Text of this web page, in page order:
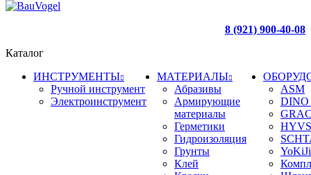
8 (921) 900-40-08
Каталог
ИНСТРУМЕНТЫ
Ручной инструмент
Электроинструмент
МАТЕРИАЛЫ
Абразивы
Армирующие
материалы
Герметики
Гидроизоляция
Грунты
Клей
ASM
DINO
YoKiJi